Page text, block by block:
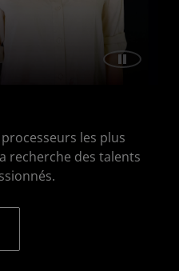
les plus
recherche des talents